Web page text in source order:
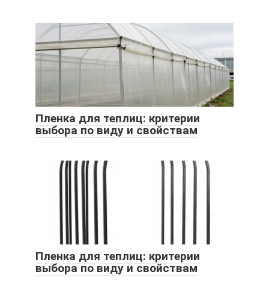
Пленка для теплиц: критерии
выбора по виду и свойствам
Пленка для теплиц: критерии
выбора по виду и свойствам